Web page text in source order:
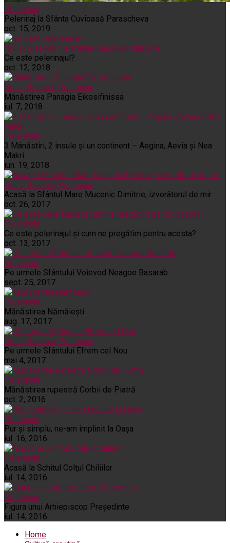
Pelerinaje
Pelerinaj la Sfânta Cuvioasă Parascheva
oct. 15, 2019
Noi și Biserica Pelerinaje Rânduieli liturgice
Ce este pelerinajul?
oct. 12, 2018
Noi și Biserica Pelerinaje
Mânăstirea Panagia Eikosifinissa
iul. 7, 2018
Pelerinaje
3 Mânăstiri, 2 insule și un continent – Aegina, Aevia și Nea
Makri
iun. 19, 2018
Noi și Biserica Pelerinaje
Acasă la Sfântul Mare Mucenic Dimitrie, izvorâtorul de mir
oct. 26, 2017
Pelerinaje
Ce este pelerinajul şi cum ne pregătim pentru acesta?
oct. 13, 2017
Pelerinaje
Pe urmele Sfântului Voievod Neagoe Basarab
sept. 25, 2017
Pelerinaje
Mănăstirea Nămăiești
aug. 17, 2017
Noi și Biserica Pelerinaje
Pe urmele Sfântului Efrem cel Nou
mai 4, 2017
Pelerinaje
Mănăstirea rupestră Corbii de Piatră
oct. 2, 2016
Pelerinaje
Pur şi simplu, ne-am împlinit la Oaşa
iul. 16, 2016
Pelerinaje
Acasă la Schitul Colţul Chiliilor
iul. 14, 2016
Pelerinaje
Figura unui Arhiepiscop Preşedinte
iul. 14, 2016
Home